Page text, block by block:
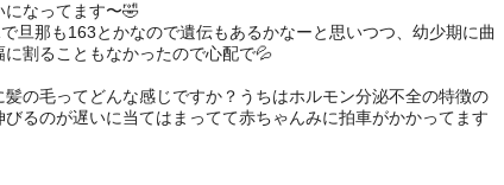
になってます〜🤣
旦那も163とかなので遺伝もあるかなーと思いつつ、幼少期に曲
に割ることもなかったので心配で💦
髪の毛ってどんな感じですか？うちはホルモン分泌不全の特徴の
びるのが遅いに当てはまってて赤ちゃんみに拍車がかかってます